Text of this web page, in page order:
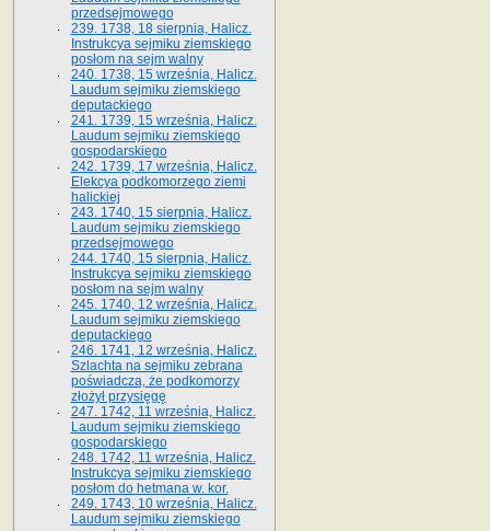
przedsejmowego
239. 1738, 18 sierpnia, Halicz.
Instrukcya sejmiku ziemskiego
posłom na sejm walny
240. 1738, 15 września, Halicz.
Laudum sejmiku ziemskiego
deputackiego
241. 1739, 15 września, Halicz.
Laudum sejmiku ziemskiego
gospodarskiego
242. 1739, 17 września, Halicz.
Elekcya podkomorzego ziemi
halickiej
243. 1740, 15 sierpnia, Halicz.
Laudum sejmiku ziemskiego
przedsejmowego
244. 1740, 15 sierpnia, Halicz.
Instrukcya sejmiku ziemskiego
posłom na sejm walny
245. 1740, 12 września, Halicz.
Laudum sejmiku ziemskiego
deputackiego
246. 1741, 12 września, Halicz.
Szlachta na sejmiku zebrana
poświadcza, że podkomorzy
złożył przysięgę
247. 1742, 11 września, Halicz.
Laudum sejmiku ziemskiego
gospodarskiego
248. 1742, 11 września, Halicz.
Instrukcya sejmiku ziemskiego
posłom do hetmana w. kor.
249. 1743, 10 września, Halicz.
Laudum sejmiku ziemskiego